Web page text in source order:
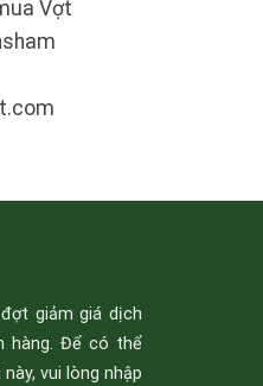
Vợt
giảm giá dịch
hàng. Để có thể
vui lòng nhập